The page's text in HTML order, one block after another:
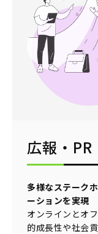
広報・PR
多様なステーク
ーションを実現
オンラインとオ
的成長性や社会